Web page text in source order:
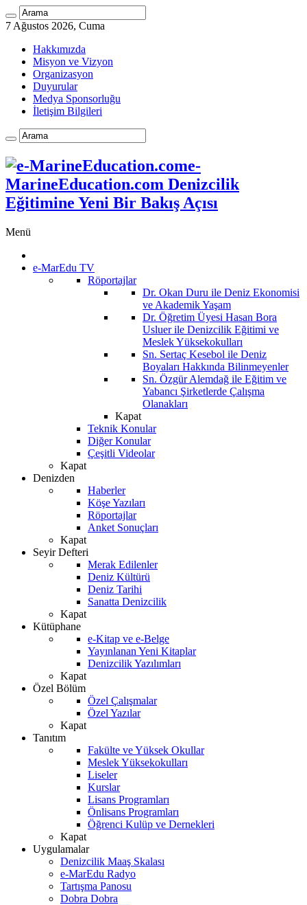
7 Ağustos 2026, Cuma
Hakkımızda
Misyon ve Vizyon
Organizasyon
Duyurular
Medya Sponsorluğu
İletişim Bilgileri
e-
MarineEducation.com Denizcilik
Eğitimine Yeni Bir Bakış Açısı
Menü
e-MarEdu TV
Röportajlar
Dr. Okan Duru ile Deniz Ekonomisi
ve Akademik Yaşam
Dr. Öğretim Üyesi Hasan Bora
Usluer ile Denizcilik Eğitimi ve
Meslek Yüksekokulları
Sn. Sertaç Kesebol ile Deniz
Boyaları Hakkında Bilinmeyenler
Sn. Özgür Alemdağ ile Eğitim ve
Yabancı Şirketlerde Çalışma
Olanakları
Kapat
Teknik Konular
Diğer Konular
Çeşitli Videolar
Kapat
Denizden
Haberler
Köşe Yazıları
Röportajlar
Anket Sonuçları
Kapat
Seyir Defteri
Merak Edilenler
Deniz Kültürü
Deniz Tarihi
Sanatta Denizcilik
Kapat
Kütüphane
e-Kitap ve e-Belge
Yayınlanan Yeni Kitaplar
Denizcilik Yazılımları
Kapat
Özel Bölüm
Özel Çalışmalar
Özel Yazılar
Kapat
Tanıtım
Fakülte ve Yüksek Okullar
Meslek Yüksekokulları
Liseler
Kurslar
Lisans Programları
Önlisans Programları
Öğrenci Kulüp ve Dernekleri
Kapat
Uygulamalar
Denizcilik Maaş Skalası
e-MarEdu Radyo
Tartışma Panosu
Dobra Dobra